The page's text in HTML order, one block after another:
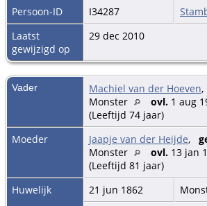
Persoon-ID
I34287
Laatst
gewijzigd op
29 dec 2010
Vader Machiel van der Hoeven,
Monster
ovl. 1 aug
(Leeftijd 74 jaar)
Moeder
Jaapje van der Heijde,
Monster
ovl. 13 jan
(Leeftijd 81 jaar)
Huwelijk
21 jun 1862